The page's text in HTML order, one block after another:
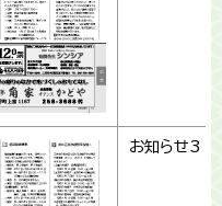
お知らせ3